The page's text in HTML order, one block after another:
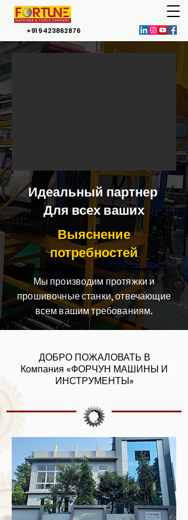
+91 9423862876
Идеальный партнер
Для всех ваших
Выяснение
потребностей
Мы производим протяжки и
прошивочные станки, отвечающие
всем вашим требованиям.
ДОБРО ПОЖАЛОВАТЬ В
Компания «ФОРЧУН МАШИНЫ И
ИНСТРУМЕНТЫ»